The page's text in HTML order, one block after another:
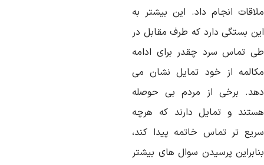
انجام داد. این بیشتر به
بستگی دارد که طرف مقابل در
تماس سرد چقدر برای ادامه
از خود تمایل نشان می
برخی از مردم بی حوصله
و تمایل دارند که هرچه
تر تماس خاتمه پیدا کند،
پرسیدن سوال های بیشتر